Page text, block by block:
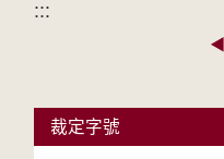
:::
◀
裁定字號